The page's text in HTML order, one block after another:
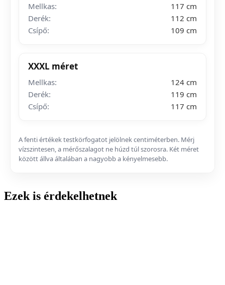
Mellkas:
117 cm
Derék:
112 cm
Csípő:
109 cm
XXXL méret
Mellkas:
124 cm
Derék:
119 cm
Csípő:
117 cm
A fenti értékek testkörfogatot jelölnek centiméterben. Mérj
vízszintesen, a mérőszalagot ne húzd túl szorosra. Két méret
között állva általában a nagyobb a kényelmesebb.
Ezek is érdekelhetnek